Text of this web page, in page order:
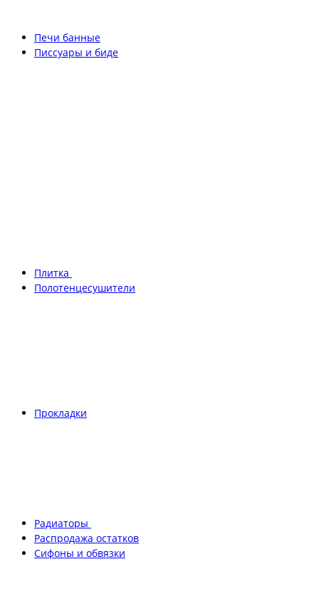
Печи банные
Писсуары и биде
Плитка
Полотенцесушители
Прокладки
Радиаторы
Распродажа остатков
Сифоны и обвязки